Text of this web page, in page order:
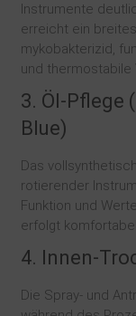
Instrumente
erreicht ein
mykobakterizid,
und thermostabile
3. Öl-Pflege
Blue)
Das
rotierender
Funktion und
erfolgt
4. Innen-
Die Spray- und